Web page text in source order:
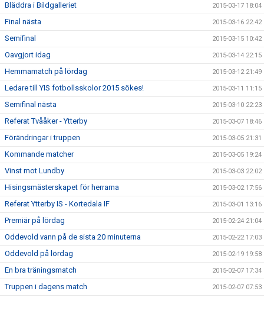
Bläddra i Bildgalleriet 2015-03-17 18:04
Final nästa 2015-03-16 22:42
Semifinal 2015-03-15 10:42
Oavgjort idag 2015-03-14 22:15
Hemmamatch på lördag 2015-03-12 21:49
Ledare till YIS fotbollsskolor 2015 sökes! 2015-03-11 11:15
Semifinal nästa 2015-03-10 22:23
Referat Tvååker - Ytterby 2015-03-07 18:46
Förändringar i truppen 2015-03-05 21:31
Kommande matcher 2015-03-05 19:24
Vinst mot Lundby 2015-03-03 22:02
Hisingsmästerskapet för herrarna 2015-03-02 17:56
Referat Ytterby IS - Kortedala IF 2015-03-01 13:16
Premiär på lördag 2015-02-24 21:04
Oddevold vann på de sista 20 minuterna 2015-02-22 17:03
Oddevold på lördag 2015-02-19 19:58
En bra träningsmatch 2015-02-07 17:34
Truppen i dagens match 2015-02-07 07:53